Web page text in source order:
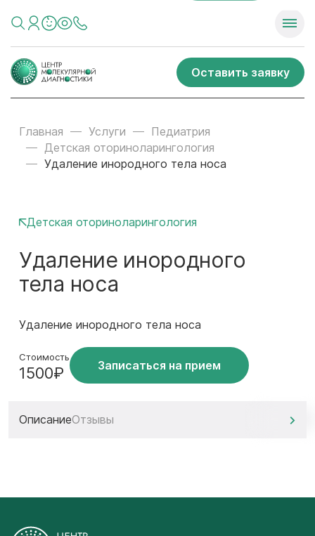
Оставить заявку
Главная Услуги
Педиатрия
Детская оториноларингология
Удаление инородного тела носа
Детская оториноларингология
Удаление инородного
тела носа
Удаление инородного тела носа
Стоимость
1500₽ Записаться на прием
ОписаниеОтзывы